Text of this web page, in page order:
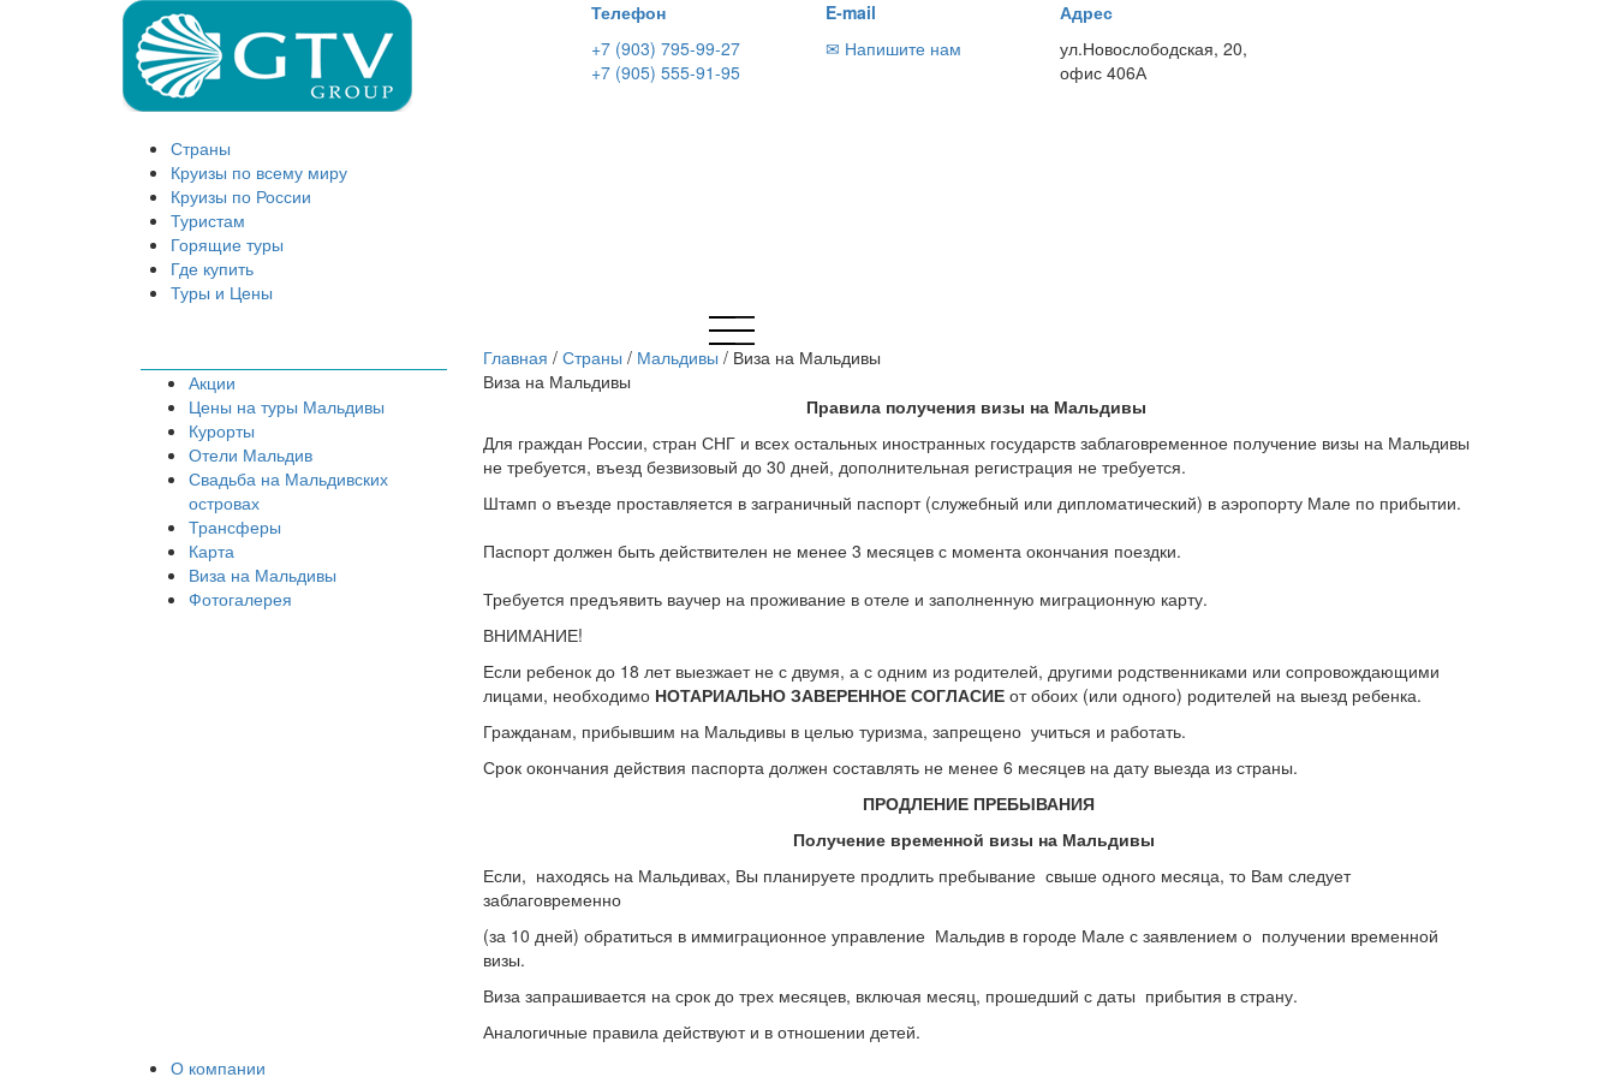
Телефон
+7 (903) 795-99-27
+7 (905) 555-91-95
E-mail
✉ Напишите нам
Адрес
ул.Новослободская, 20,
офис 406А
Страны
Круизы по всему миру
Круизы по России
Туристам
Горящие туры
Где купить
Туры и Цены
Главная / Страны / Мальдивы / Виза на Мальдивы
Виза на Мальдивы
Правила получения визы на Мальдивы
Для граждан России, стран СНГ и всех остальных иностранных государств заблаговременное получение визы на Мальдивы
не требуется, въезд безвизовый до 30 дней, дополнительная регистрация не требуется.
Штамп о въезде проставляется в заграничный паспорт (служебный или дипломатический) в аэропорту Мале по прибытии.
Паспорт должен быть действителен не менее 3 месяцев с момента окончания поездки.
Требуется предъявить ваучер на проживание в отеле и заполненную миграционную карту.
ВНИМАНИЕ!
Если ребенок до 18 лет выезжает не с двумя, а с одним из родителей, другими родственниками или сопровождающими
лицами, необходимо НОТАРИАЛЬНО ЗАВЕРЕННОЕ СОГЛАСИЕ от обоих (или одного) родителей на выезд ребенка.
Гражданам, прибывшим на Мальдивы в целью туризма, запрещено учиться и работать.
Срок окончания действия паспорта должен составлять не менее 6 месяцев на дату выезда из страны.
ПРОДЛЕНИЕ ПРЕБЫВАНИЯ
Получение временной визы на Мальдивы
Если, находясь на Мальдивах, Вы планируете продлить пребывание свыше одного месяца, то Вам следует
заблаговременно
(за 10 дней) обратиться в иммиграционное управление Мальдив в городе Мале с заявлением о получении временной
визы.
Виза запрашивается на срок до трех месяцев, включая месяц, прошедший с даты прибытия в страну.
Аналогичные правила действуют и в отношении детей.
Акции
Цены на туры Мальдивы
Курорты
Отели Мальдив
Свадьба на Мальдивских
островах
Трансферы
Карта
Виза на Мальдивы
Фотогалерея
О компании